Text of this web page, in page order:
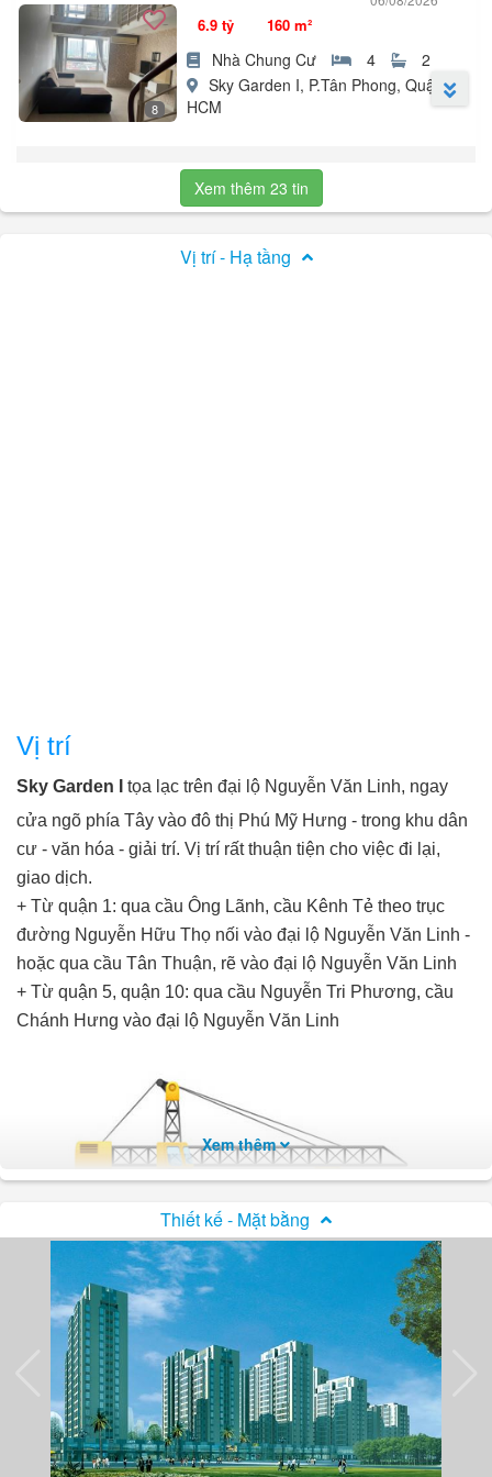
Đầu tư cho thuê được ít nhất 30 - 35tr/tháng.
Tiện ích nội ngoại khu đầy đủ, không thiếu gì.
Liên hệ xem nhà: - Mrs Kim Trúc.
8
6.9 tỷ 160 m²
Nhà Chung Cư 4
2
Sky Garden I, P.Tân Phong, Quận 7,
HCM
Diện tích: 88m² + lửng, tổng 160m².
Kết cấu: 4 phòng ngủ, 2 WC.
Khu dân cư an ninh, tiện ích đầy đủ, gần trường quốc tế, công
Xem thêm 23 tin
Vị trí - Hạ tầng
Vị trí
Sky Garden I
tọa lạc trên đại lộ Nguyễn Văn Linh, ngay
cửa ngõ phía Tây vào đô thị Phú Mỹ Hưng - trong khu dân
cư - văn hóa - giải trí. Vị trí rất thuận tiện cho việc đi lại,
giao dịch.
+ Từ quận 1: qua cầu Ông Lãnh, cầu Kênh Tẻ theo trục
đường Nguyễn Hữu Thọ nối vào đại lộ Nguyễn Văn Linh -
hoặc qua cầu Tân Thuận, rẽ vào đại lộ Nguyễn Văn Linh
+ Từ quận 5, quận 10: qua cầu Nguyễn Tri Phương, cầu
Chánh Hưng vào đại lộ Nguyễn Văn Linh
Xem thêm
Thiết kế - Mặt bằng